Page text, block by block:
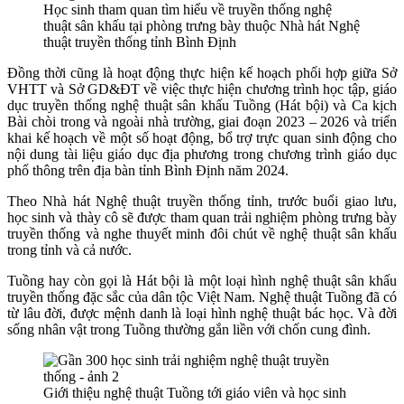
Học sinh tham quan tìm hiểu về truyền thống nghệ
thuật sân khấu tại phòng trưng bày thuộc Nhà hát Nghệ
thuật truyền thống tỉnh Bình Định
Đồng thời cũng là hoạt động thực hiện kế hoạch phối hợp giữa Sở
VHTT và Sở GD&ĐT về việc thực hiện chương trình học tập, giáo
dục truyền thống nghệ thuật sân khấu Tuồng (Hát bội) và Ca kịch
Bài chòi trong và ngoài nhà trường, giai đoạn 2023 – 2026 và triển
khai kế hoạch về một số hoạt động, bổ trợ trực quan sinh động cho
nội dung tài liệu giáo dục địa phương trong chương trình giáo dục
phổ thông trên địa bàn tỉnh Bình Định năm 2024.
Theo Nhà hát Nghệ thuật truyền thống tỉnh, trước buổi giao lưu,
học sinh và thày cô sẽ được tham quan trải nghiệm phòng trưng bày
truyền thống và nghe thuyết minh đôi chút về nghệ thuật sân khấu
trong tỉnh và cả nước.
Tuồng hay còn gọi là Hát bội là một loại hình nghệ thuật sân khấu
truyền thống đặc sắc của dân tộc Việt Nam. Nghệ thuật Tuồng đã có
từ lâu đời, được mệnh danh là loại hình nghệ thuật bác học. Và đời
sống nhân vật trong Tuồng thường gắn liền với chốn cung đình.
Giới thiệu nghệ thuật Tuồng tới giáo viên và học sinh